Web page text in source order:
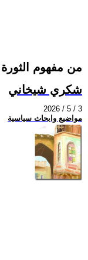
من مفهوم
شكري شيخاني
2026 / 5 / 3
مواضيع وابحاث سياسية